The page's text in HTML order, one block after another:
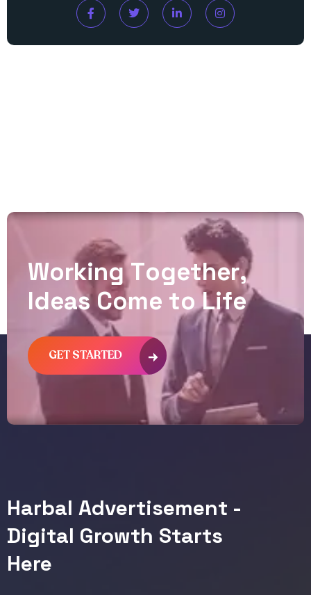
Working Together,
Ideas Come to Life
GET STARTED
Harbal Advertisement -
Digital Growth Starts
Here